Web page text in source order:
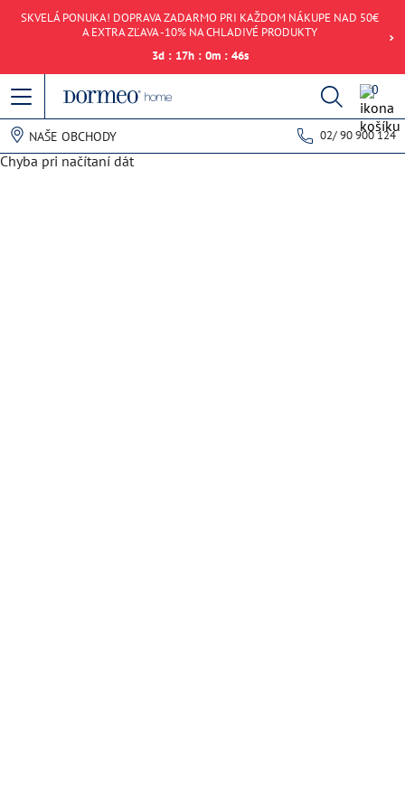
SKVELÁ PONUKA! DOPRAVA ZADARMO PRI KAŽDOM NÁKUPE NAD 50€
A EXTRA ZĽAVA -10% NA CHLADIVÉ PRODUKTY
3d : 17h : 0m : 46s
0
NAŠE OBCHODY 02/ 90 900 124
Chyba pri načítaní dát